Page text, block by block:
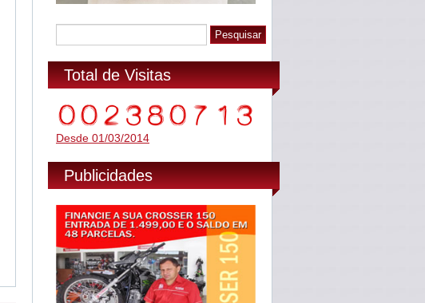
Total de Visitas
Desde 01/03/2014
Publicidades